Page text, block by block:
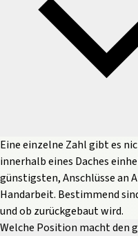
Eine einzelne Zahl gibt es
innerhalb eines Daches
günstigsten, Anschlüsse an
Handarbeit. Bestimmend
und ob zurückgebaut wird.
Welche Position macht den